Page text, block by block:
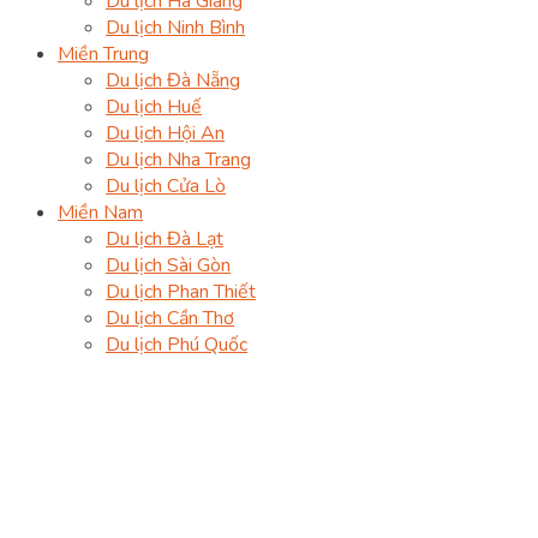
Du lịch Ninh Bình
Miền Trung
Du lịch Đà Nẵng
Du lịch Huế
Du lịch Hội An
Du lịch Nha Trang
Du lịch Cửa Lò
Miền Nam
Du lịch Đà Lạt
Du lịch Sài Gòn
Du lịch Phan Thiết
Du lịch Cần Thơ
Du lịch Phú Quốc